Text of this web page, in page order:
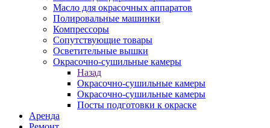
Масло для окрасочных аппаратов
Полировальные машинки
Компрессоры
Сопутствующие товары
Осветительные вышки
Окрасочно-сушильные камеры
Назад
Окрасочно-сушильные камеры
Окрасочно-сушильные камеры
Посты подготовки к окраске
Аренда